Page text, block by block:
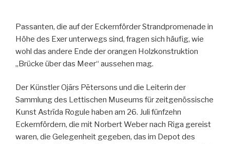
Passanten, die auf der Eckernförder Strandpromenade in
Höhe des Exer unterwegs sind, fragen sich häufig, wie
wohl das andere Ende der orangen Holzkonstruktion
„Brücke über das Meer“ aussehen mag.
Der Künstler Ojārs Pētersons und die Leiterin der
Sammlung des Lettischen Museums für zeitgenössische
Kunst Astrīda Rogule haben am 26. Juli fünfzehn
Eckernfördern, die mit Norbert Weber nach Riga gereist
waren, die Gelegenheit gegeben, das im Depot des